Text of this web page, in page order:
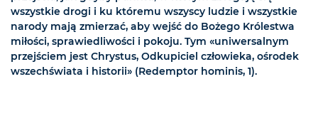
wszystkie drogi i ku któremu wszyscy ludzie i wszystkie
narody mają zmierzać, aby wejść do Bożego Królestwa
miłości, sprawiedliwości i pokoju. Tym «uniwersalnym
przejściem jest Chrystus, Odkupiciel człowieka, ośrodek
wszechświata i historii» (Redemptor hominis, 1).